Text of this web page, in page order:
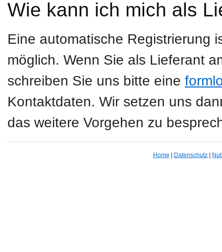
Wie kann ich mich als
Eine automatische Registrierung
möglich. Wenn Sie als Lieferant
schreiben Sie uns bitte eine
Kontaktdaten. Wir setzen uns
das weitere Vorgehen zu
Home Datenschutz|